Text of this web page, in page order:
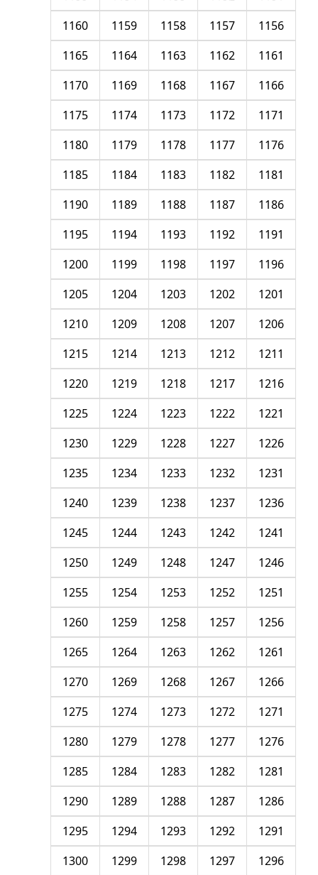
1156
1157
1158
1159
1160
1161
1162
1163
1164
1165
1166
1167
1168
1169
1170
1171
1172
1173
1174
1175
1176
1177
1178
1179
1180
1181
1182
1183
1184
1185
1186
1187
1188
1189
1190
1191
1192
1193
1194
1195
1196
1197
1198
1199
1200
1201
1202
1203
1204
1205
1206
1207
1208
1209
1210
1211
1212
1213
1214
1215
1216
1217
1218
1219
1220
1221
1222
1223
1224
1225
1226
1227
1228
1229
1230
1231
1232
1233
1234
1235
1236
1237
1238
1239
1240
1241
1242
1243
1244
1245
1246
1247
1248
1249
1250
1251
1252
1253
1254
1255
1256
1257
1258
1259
1260
1261
1262
1263
1264
1265
1266
1267
1268
1269
1270
1271
1272
1273
1274
1275
1276
1277
1278
1279
1280
1281
1282
1283
1284
1285
1286
1287
1288
1289
1290
1291
1292
1293
1294
1295
1296
1297
1298
1299
1300